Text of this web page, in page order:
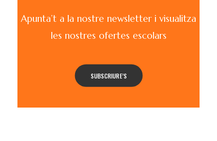
Apunta’t a la nostre newsletter i visualitza
les nostres ofertes escolars
SUBSCRIURE’S